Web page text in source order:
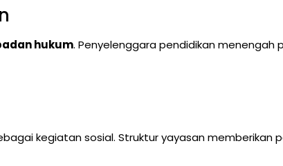
hukum. Penyelenggara pendidikan
kegiatan sosial. Struktur yayasan